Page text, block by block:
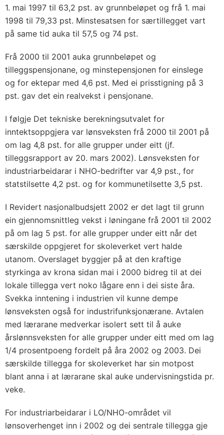
1. mai 1997 til 63,2 pst. av grunnbeløpet og frå 1. mai
1998 til 79,33 pst. Minstesatsen for særtillegget vart
på same tid auka til 57,5 og 74 pst.
Frå 2000 til 2001 auka grunnbeløpet og
tilleggspensjonane, og minstepensjonen for einslege
og for ektepar med 4,6 pst. Med ei prisstigning på 3
pst. gav det ein realvekst i pensjonane.
I følgje Det tekniske berekningsutvalet for
inntektsoppgjera var lønsveksten frå 2000 til 2001 på
om lag 4,8 pst. for alle grupper under eitt (jf.
tilleggsrapport av 20. mars 2002). Lønsveksten for
industriarbeidarar i NHO-bedrifter var 4,9 pst., for
statstilsette 4,2 pst. og for kommunetilsette 3,5 pst.
I Revidert nasjonalbudsjett 2002 er det lagt til grunn
ein gjennomsnittleg vekst i løningane frå 2001 til 2002
på om lag 5 pst. for alle grupper under eitt når det
særskilde oppgjeret for skoleverket vert halde
utanom. Overslaget byggjer på at den kraftige
styrkinga av krona sidan mai i 2000 bidreg til at dei
lokale tillegga vert noko lågare enn i dei siste åra.
Svekka inntening i industrien vil kunne dempe
lønsveksten også for industrifunksjonærane. Avtalen
med lærarane medverkar isolert sett til å auke
årslønnsveksten for alle grupper under eitt med om lag
1/4 prosentpoeng fordelt på åra 2002 og 2003. Dei
særskilde tillegga for skoleverket har sin motpost
blant anna i at lærarane skal auke undervisningstida pr.
veke.
For industriarbeidarar i LO/NHO-området vil
lønsoverhenget inn i 2002 og dei sentrale tillegga gje